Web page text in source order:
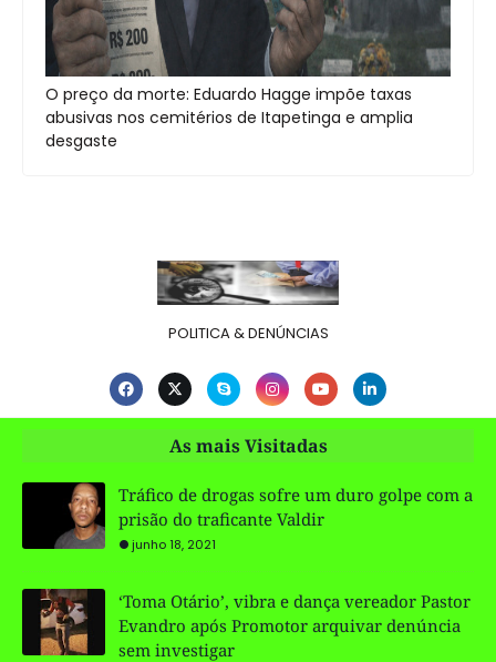
O preço da morte: Eduardo Hagge impõe taxas
abusivas nos cemitérios de Itapetinga e amplia
desgaste
POLITICA & DENÚNCIAS
As mais Visitadas
Tráfico de drogas sofre um duro golpe com a
prisão do traficante Valdir
junho 18, 2021
‘Toma Otário’, vibra e dança vereador Pastor
Evandro após Promotor arquivar denúncia
sem investigar